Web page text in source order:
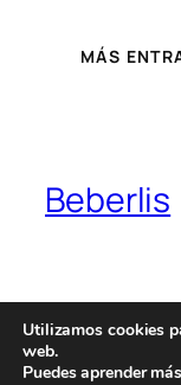
MÁS
Beberlis
Twenty Twenty-
Utilizamos cookies
web.
Puedes aprender